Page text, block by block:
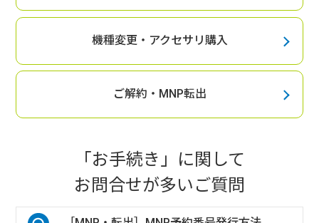
機種変更・アクセサリ購入
ご解約・MNP転出
「お手続き」
に関して
お問合せが多いご質問